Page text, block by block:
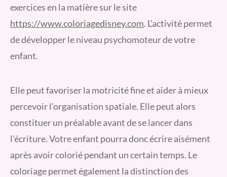
exercices en la matière sur le site
https://www.coloriagedisney.com. L’activité permet
de développer le niveau psychomoteur de votre
enfant.
Elle peut favoriser la motricité fine et aider à mieux
percevoir l’organisation spatiale. Elle peut alors
constituer un préalable avant de se lancer dans
l’écriture. Votre enfant pourra donc écrire aisément
après avoir colorié pendant un certain temps. Le
coloriage permet également la distinction des